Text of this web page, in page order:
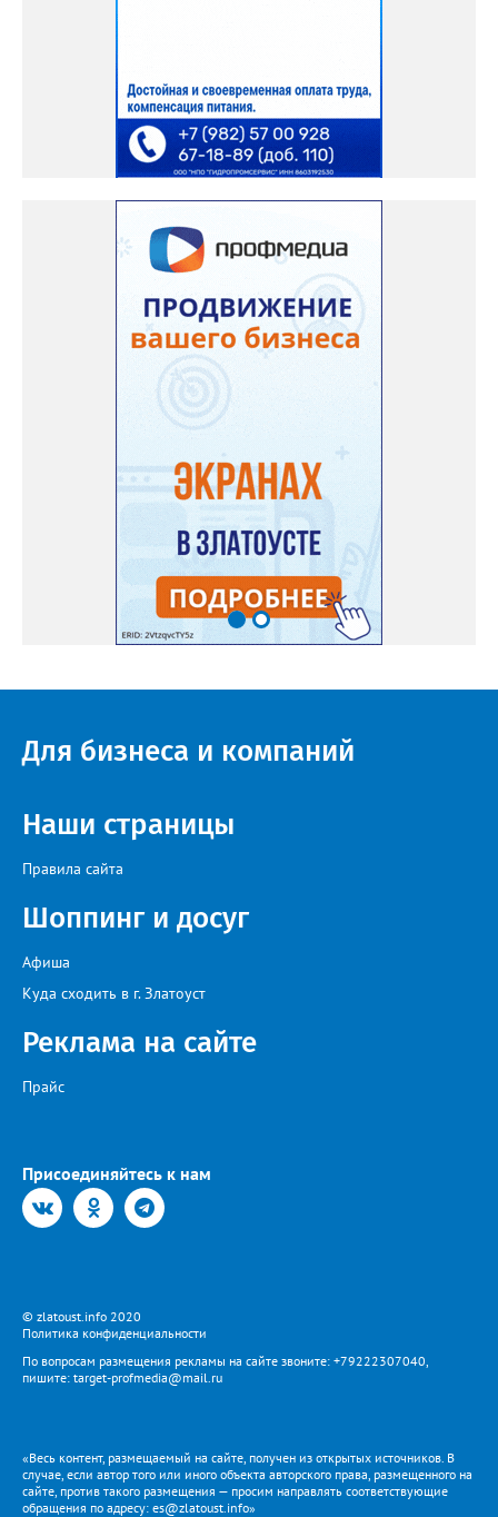
Для бизнеса и компаний
Наши страницы
Правила сайта
Шоппинг и досуг
Афиша
Куда сходить в г. Златоуст
Реклама на сайте
Прайс
Присоединяйтесь к нам
© zlatoust.info 2020
Политика конфиденциальности
По вопросам размещения рекламы на сайте звоните: +79222307040,
пишите: target-profmedia@mail.ru
«Весь контент, размещаемый на сайте, получен из открытых источников. В
случае, если автор того или иного объекта авторского права, размещенного на
сайте, против такого размещения — просим направлять соответствующие
обращения по адресу: es@zlatoust.info»